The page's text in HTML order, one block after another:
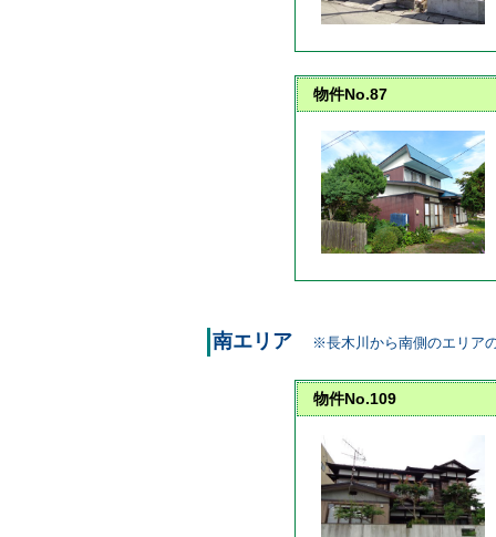
物件No.87
南エリア ※長木川から南側のエリア
物件No.109